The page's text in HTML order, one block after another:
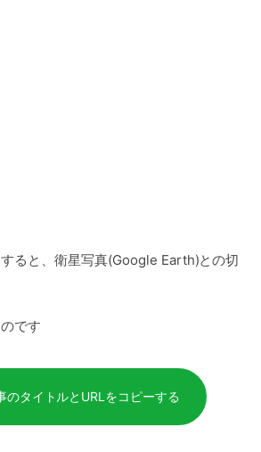
ると、衛星写真(Google Earth)との切
です
タイトルとURLをコピーする